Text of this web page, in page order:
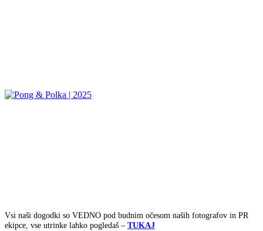
Vsi naši dogodki so VEDNO pod budnim očesom naših fotografov in PR
ekipce, vse utrinke lahko pogledaš – TUKAJ